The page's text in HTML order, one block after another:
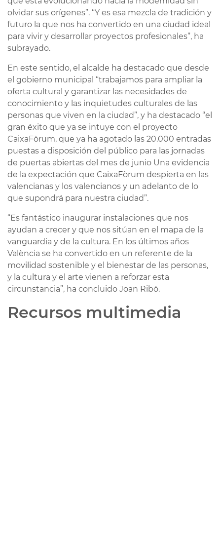
olvidar sus orígenes”. “Y es esa mezcla de tradición y
futuro la que nos ha convertido en una ciudad ideal
para vivir y desarrollar proyectos profesionales”, ha
subrayado.
En este sentido, el alcalde ha destacado que desde
el gobierno municipal “trabajamos para ampliar la
oferta cultural y garantizar las necesidades de
conocimiento y las inquietudes culturales de las
personas que viven en la ciudad”, y ha destacado “el
gran éxito que ya se intuye con el proyecto
CaixaFòrum, que ya ha agotado las 20.000 entradas
puestas a disposición del público para las jornadas
de puertas abiertas del mes de junio Una evidencia
de la expectación que CaixaFòrum despierta en las
valencianas y los valencianos y un adelanto de lo
que supondrá para nuestra ciudad”.
“Es fantástico inaugurar instalaciones que nos
ayudan a crecer y que nos sitúan en el mapa de la
vanguardia y de la cultura. En los últimos años
València se ha convertido en un referente de la
movilidad sostenible y el bienestar de las personas,
y la cultura y el arte vienen a reforzar esta
circunstancia”, ha concluido Joan Ribó.
Recursos multimedia